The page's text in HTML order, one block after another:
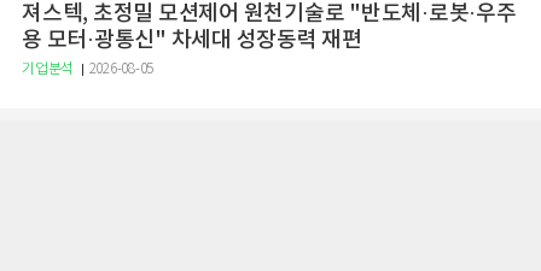
져스텍, 초정밀 모션제어 원천기술로 "반도체·로봇·우주
용 모터·광통신" 차세대 성장동력 재편
기업분석 2026-08-05